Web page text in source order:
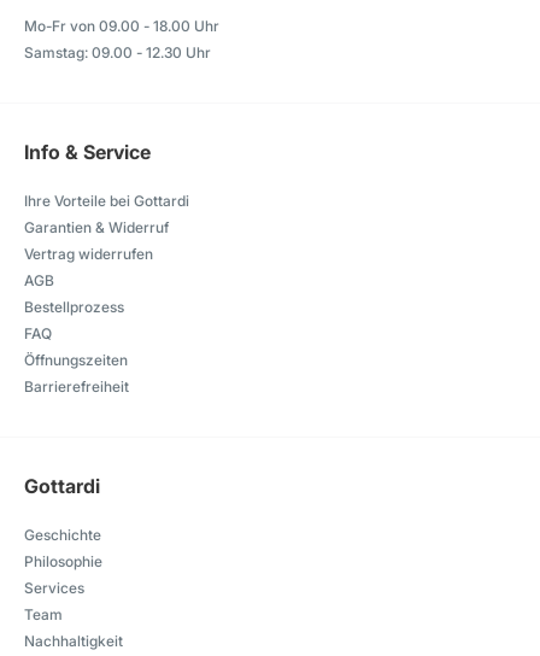
Mo-Fr von 09.00 - 18.00 Uhr
Samstag: 09.00 - 12.30 Uhr
Info & Service
Ihre Vorteile bei Gottardi
Garantien & Widerruf
Vertrag widerrufen
AGB
Bestellprozess
FAQ
Öffnungszeiten
Barrierefreiheit
Gottardi
Geschichte
Philosophie
Services
Team
Nachhaltigkeit